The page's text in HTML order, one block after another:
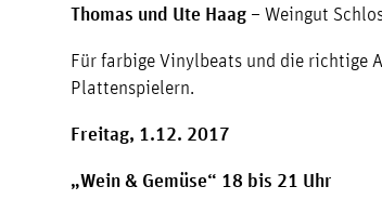
Thomas und Ute Haag – Weingut
Für farbige Vinylbeats und die richtige
Plattenspielern.
Freitag, 1.12. 2017
„Wein & Gemüse“ 18 bis 21 Uhr